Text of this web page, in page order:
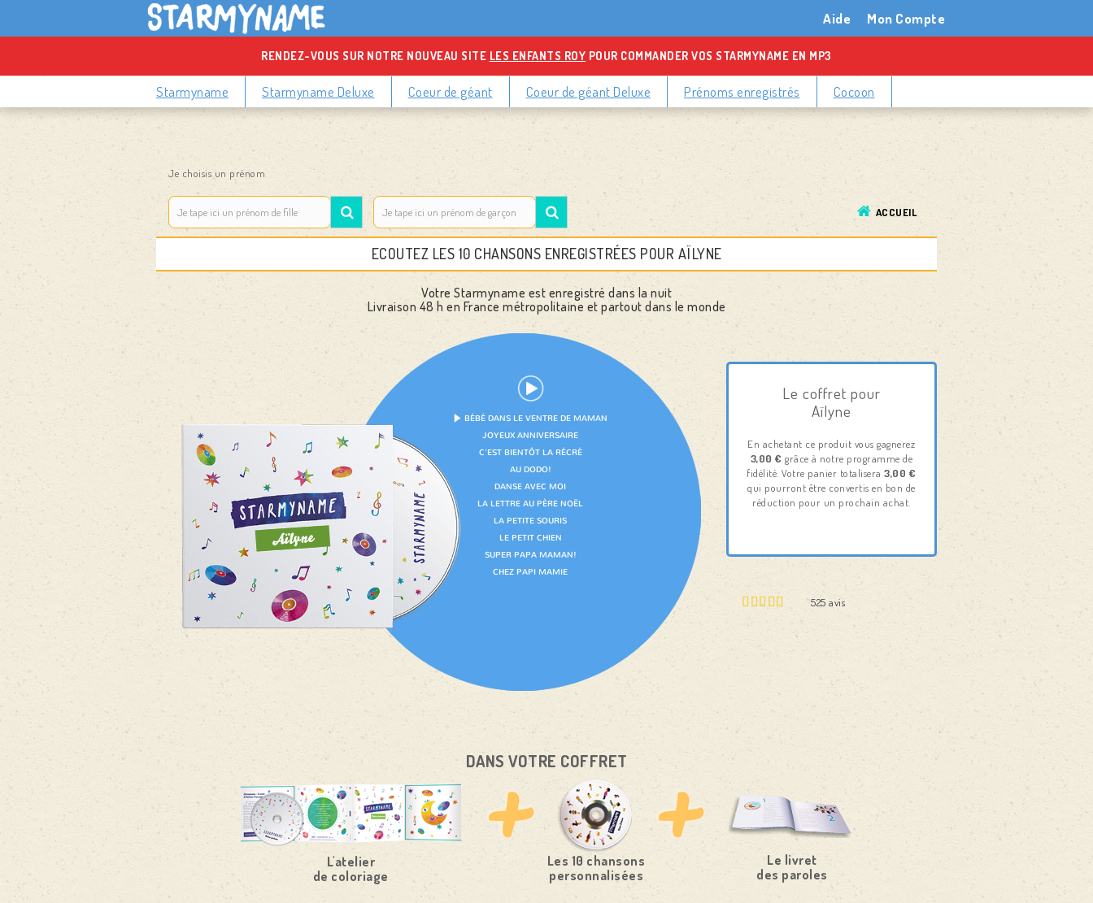
Mon Compte
Aide
RENDEZ-VOUS SUR NOTRE NOUVEAU SITE LES ENFANTS ROY POUR COMMANDER VOS STARMYNAME EN MP3
Starmyname Starmyname Deluxe Coeur de géant Coeur de géant Deluxe Prénoms enregistrés Cocoon
Je choisis un prénom
ACCUEIL
ECOUTEZ LES 10 CHANSONS ENREGISTRÉES POUR AÏLYNE
Votre Starmyname est enregistré dans la nuit
Livraison 48 h en France métropolitaine et partout dans le monde
Aïlyne
Le coffret pour
Aïlyne
En achetant ce produit vous gagnerez
3,00 € grâce à notre programme de
fidélité. Votre panier totalisera3,00 €
qui pourront être convertis en bon de
réduction pour un prochain achat.
525avis
DANS VOTRE COFFRET
L'atelier
de coloriage
Les 10 chansons
personnalisées
Le livret
des paroles